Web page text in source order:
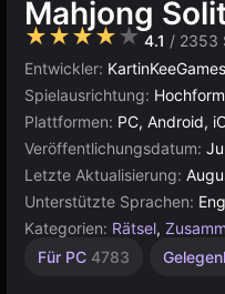
Mahjong
★★★★★4.1 / 2353
Entwickler: KartinKeeGames
Spielausrichtung:
Plattformen: PC, Android,
Veröffentlichungsdatum:
Letzte Aktualisierung:
Unterstützte Sprachen:
Kategorien: Rätsel,
Für PC 4783
Unity
Mahjong